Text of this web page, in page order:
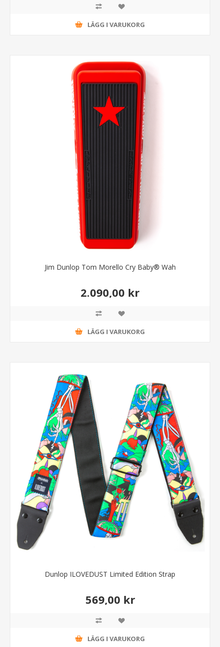
LÄGG I VARUKORG
Jim Dunlop Tom Morello Cry Baby® Wah
2.090,00 kr
LÄGG I VARUKORG
Dunlop ILOVEDUST Limited Edition Strap
569,00 kr
LÄGG I VARUKORG